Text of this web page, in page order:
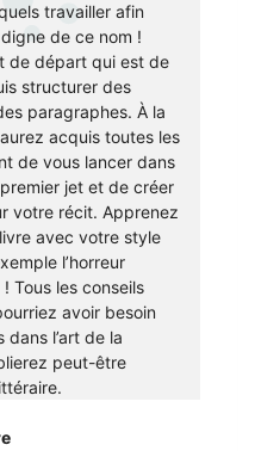
travailler afin
de ce nom !
de départ qui est de
structurer des
paragraphes. À la
acquis toutes les
de vous lancer dans
jet et de créer
votre récit. Apprenez
avec votre style
l’horreur
Tous les conseils
avoir besoin
l’art de la
peut-être